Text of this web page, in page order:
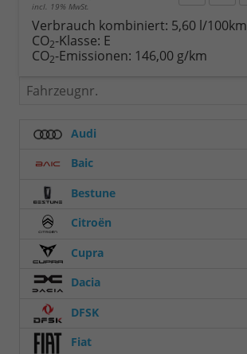
incl. 19% MwSt.
Verbrauch kombiniert: 5,60 l/100km
CO2-Klasse: E
CO2-Emissionen: 146,00 g/km
Fahrzeugnr.
Audi
Baic
Bestune
Citroën
Cupra
Dacia
DFSK
Fiat